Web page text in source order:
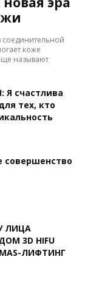
коже
называют
счастлива
тех, кто
совершенство
ЛИЦА
3D HIFU
ЛИФТИНГ